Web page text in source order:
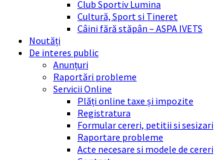
Club Sportiv Lumina
Cultură, Sport si Tineret
Câini fără stăpân – ASPA IVETS
Noutăți
De interes public
Anunțuri
Raportări probleme
Servicii Online
Plăți online taxe și impozite
Registratura
Formular cereri, petitii si sesizari
Raportare probleme
Acte necesare si modele de cereri